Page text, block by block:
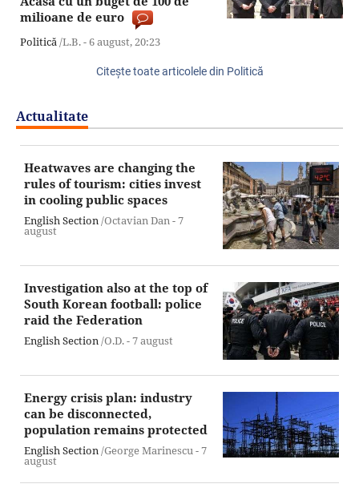
milioane de euro
Politică/L.B. -6 august,20:23
Citeşte toate articolele din Politică
Actualitate
Heatwaves are changing the
rules of tourism: cities invest
in cooling public spaces
English Section/Octavian Dan -7
august
Investigation also at the top of
South Korean football: police
raid the Federation
English Section/O.D. -7 august
Energy crisis plan: industry
can be disconnected,
population remains protected
English Section/George Marinescu -7
august